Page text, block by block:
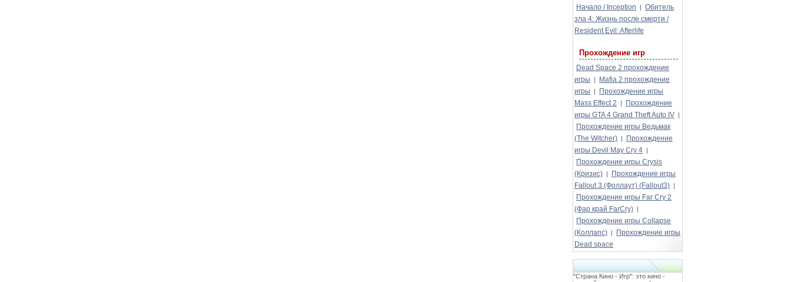
Начало / Inception | Обитель
зла 4: Жизнь после смерти /
Resident Evil: Afterlife
Прохождение игр
Dead Space 2 прохождение
игры
|
Mafia 2 прохождение
игры
|
Прохождение игры
Mass Effect 2
|
Прохождение
игры GTA 4 Grand Theft Auto IV |
Прохождение игры Ведьмак
(The Witcher) |
Прохождение
игры Devil May Cry 4 |
Прохождение игры Crysis
(Кризис) |
Прохождение игры
Fallout 3 (Фоллаут) (Fallout3) |
Прохождение игры Far Cry 2
(Фар край FarCry) |
Прохождение игры Collapse
(Коллапс) |
Прохождение игры
Dead space
"Страна Кино - Игр": это кино -